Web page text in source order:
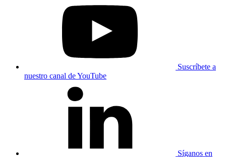
Suscríbete a
nuestro canal de YouTube
Síganos en